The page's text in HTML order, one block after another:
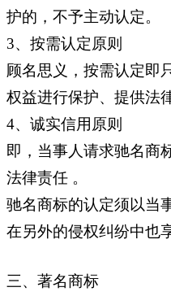
护的，不予主动认定。
3、按需认定原则
顾名思义，按需认定即
权益进行保护、提供法
4、诚实信用原则
即，当事人请求驰名商
法律责任 。
驰名商标的认定须以当
在另外的侵权纠纷中也
三、著名商标